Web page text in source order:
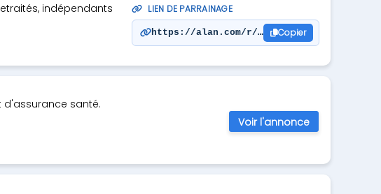
indépendants
LIEN DE PARRAINAGE
https://alan.com/r/mopeboto
Copier
d'assurance santé.
Voir l'annonce